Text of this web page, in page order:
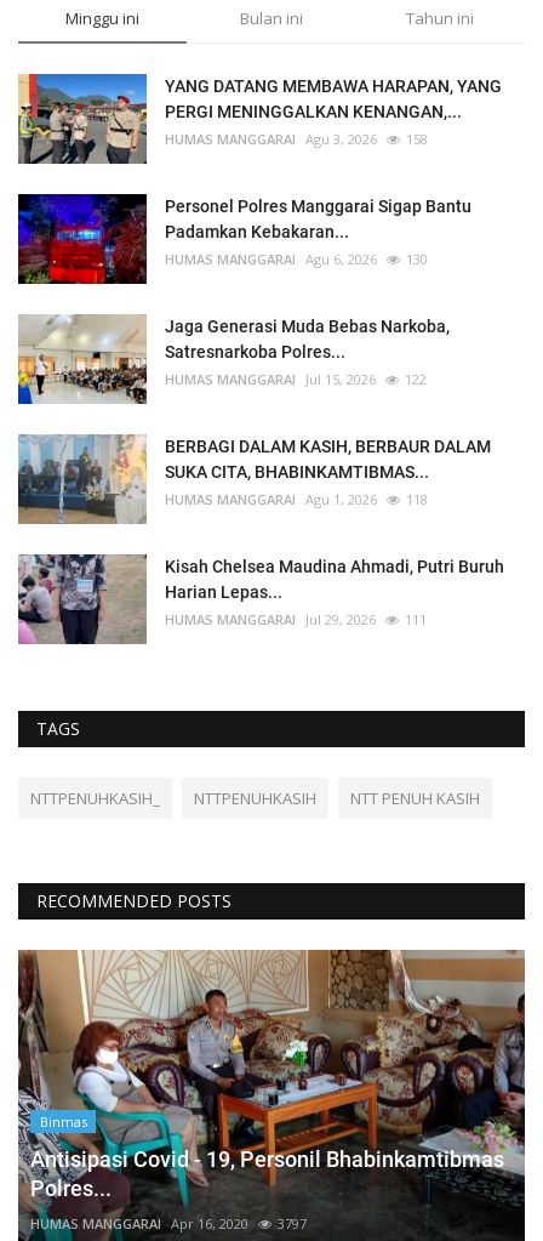
Minggu ini Bulan ini Tahun ini
YANG DATANG MEMBAWA HARAPAN, YANG
PERGI MENINGGALKAN KENANGAN,...
HUMAS MANGGARAI Agu 3, 2026 158
Personel Polres Manggarai Sigap Bantu
Padamkan Kebakaran...
HUMAS MANGGARAI Agu 6, 2026 130
Jaga Generasi Muda Bebas Narkoba,
Satresnarkoba Polres...
HUMAS MANGGARAI Jul 15, 2026 122
BERBAGI DALAM KASIH, BERBAUR DALAM
SUKA CITA, BHABINKAMTIBMAS...
HUMAS MANGGARAI Agu 1, 2026 118
Kisah Chelsea Maudina Ahmadi, Putri Buruh
Harian Lepas...
HUMAS MANGGARAI Jul 29, 2026 111
TAGS
NTTPENUHKASIH_ NTTPENUHKASIH NTT PENUH KASIH
RECOMMENDED POSTS
Binmas
Antisipasi Covid - 19, Personil Bhabinkamtibmas
Polres...
HUMAS MANGGARAI Apr 16, 2020 3797